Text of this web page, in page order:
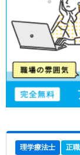
理学療法士 正